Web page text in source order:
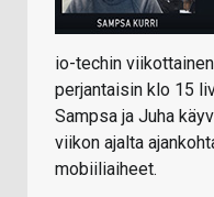
io-techin
perjantaisin klo 15
Sampsa ja Juha
viikon ajalta
mobiiliaiheet.